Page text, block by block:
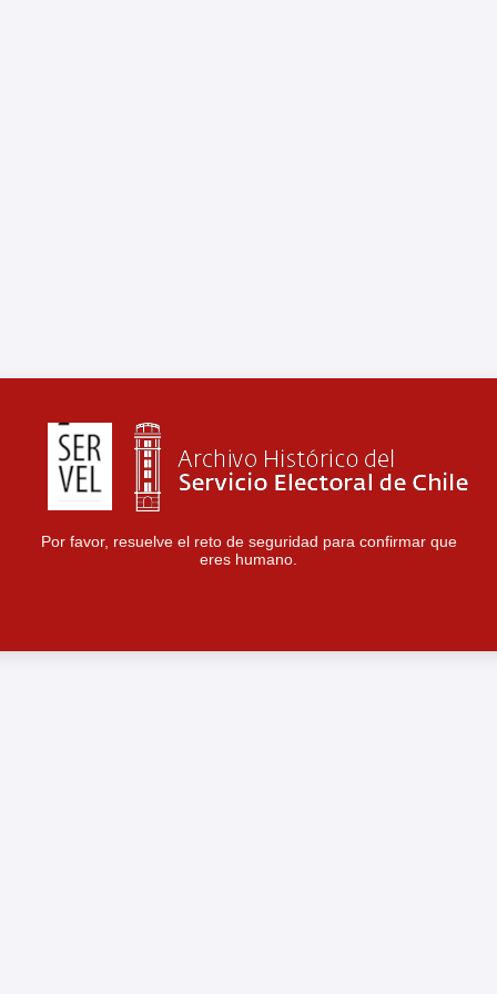
Por favor, resuelve el reto de seguridad para confirmar que
eres humano.